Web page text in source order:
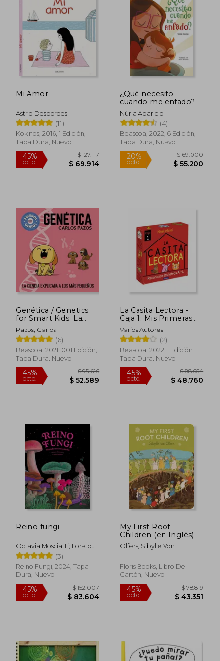
dcto. dcto.
dcto.
$ 19.000
dcto.
Mi Amor
Astrid Desbordes
(11)
Kokinos, 2016, 1 Edición,
Tapa Dura, Nuevo
45%
dcto.
$ 127.117
$ 69.914
¿Qué necesito
cuando me enfado?
Núria Aparicio
(4)
Beascoa, 2022, 6 Edición,
Tapa Dura, Nuevo
20%
dcto.
Genética / Genetics
for Smart Kids: La
Ciencia Explicada a
Los Más Pequeños /
Science Explained to
the Little Ones
Pazos, Carlos
(6)
Beascoa, 2021, 001 Edición,
Tapa Dura, Nuevo
La Casita Lectora -
Caja 1: Mis Primeras
Letras a-l
Varios Autores
(2)
Beascoa, 2022, 1 Edición,
Tapa Dura, Nuevo
Reino fungi
Octavia Mosciatti; Loreto
Salinas; Editorial Amanuta;
Hongos
(3)
Reino Fungi, 2024, Tapa
Dura, Nuevo
My First Root
Children (en Inglés)
Olfers, Sibylle Von
Floris Books, Libro De
Cartón, Nuevo